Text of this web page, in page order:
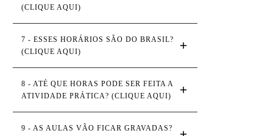
(CLIQUE AQUI)
7 - ESSES HORÁRIOS SÃO DO BRASIL?
(CLIQUE AQUI)
8 - ATÉ QUE HORAS PODE SER FEITA A
ATIVIDADE PRÁTICA? (CLIQUE AQUI)
9 - AS AULAS VÃO FICAR GRAVADAS?